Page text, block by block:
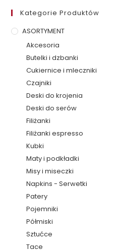
Kategorie Produktów
ASORTYMENT
Akcesoria
Butelki i dzbanki
Cukiernice i mleczniki
Czajniki
Deski do krojenia
Deski do serów
Filiżanki
Filiżanki espresso
Kubki
Maty i podkładki
Misy i miseczki
Napkins - Serwetki
Patery
Pojemniki
Półmiski
Sztućce
Tace